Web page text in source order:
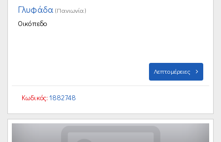
Γλυφάδα(Πανιωνία)
Οικόπεδο
Λεπτομέρειες
Κωδικός: 1882748